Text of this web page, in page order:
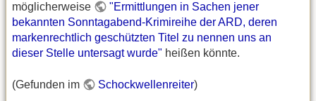
möglicherweise
"Ermittlungen in Sachen jener
bekannten Sonntagabend-Krimireihe der ARD, deren
markenrechtlich geschützten Titel zu nennen uns an
dieser Stelle untersagt wurde" heißen könnte.
(Gefunden im Schockwellenreiter)